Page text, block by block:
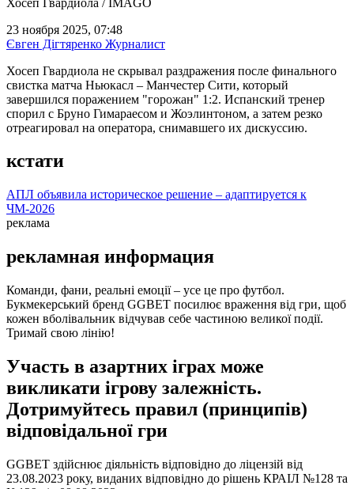
23 ноября 2025, 07:48
Євген Дігтяренко Журналист
Хосеп Гвардиола не скрывал раздражения после финального
свистка матча Ньюкасл – Манчестер Сити, который
завершился поражением "горожан" 1:2. Испанский тренер
спорил с Бруно Гимараесом и Жоэлинтоном, а затем резко
отреагировал на оператора, снимавшего их дискуссию.
кстати
АПЛ объявила историческое решение – адаптируется к
ЧМ-2026
реклама
рекламная информация
Команди, фани, реальні емоції – усе це про футбол.
Букмекерський бренд GGBET посилює враження від гри, щоб
кожен вболівальник відчував себе частиною великої події.
Тримай свою лінію!
Участь в азартних іграх може
викликати ігрову залежність.
Дотримуйтесь правил (принципів)
відповідальної гри
GGBET здійснює діяльність відповідно до ліцензій від
23.08.2023 року, виданих відповідно до рішень КРАІЛ №128 та